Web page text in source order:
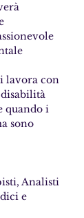
lavora con
quando i
sono
Analisti
e